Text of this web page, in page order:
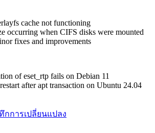
cache not functioning
occurring when CIFS disks were mounted
fixes and improvements
of eset_rtp fails on Debian 11
after apt transaction on Ubuntu 24.04
กการเปลี่ยนแปลง